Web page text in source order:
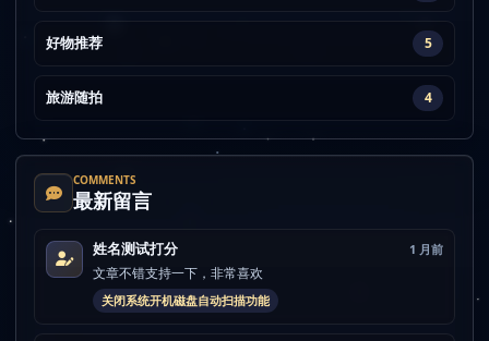
好物推荐 5
旅游随拍 4
COMMENTS
最新留言
姓名测试打分 1 月前
文章不错支持一下，非常喜欢
关闭系统开机磁盘自动扫描功能